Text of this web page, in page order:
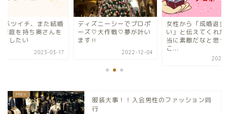
ズニーシーでプロポ
♡大作戦♡夢が叶い
2022-12-04
女性から「成婚退会した
い」と伝えてくれた。本
当に素敵だなと思った
40代バツイチ、また
して家庭を持ち奥さ
大切にしたい
服装大事！！入会男性のファッション同
行